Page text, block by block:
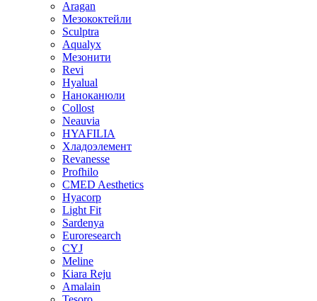
Aragan
Мезококтейли
Sculptra
Aqualyx
Мезонити
Revi
Hyalual
Наноканюли
Collost
Neauvia
HYAFILIA
Хладоэлемент
Revanesse
Profhilo
CMED Aesthetics
Hyacorp
Light Fit
Sardenya
Euroresearch
CYJ
Meline
Kiara Reju
Amalain